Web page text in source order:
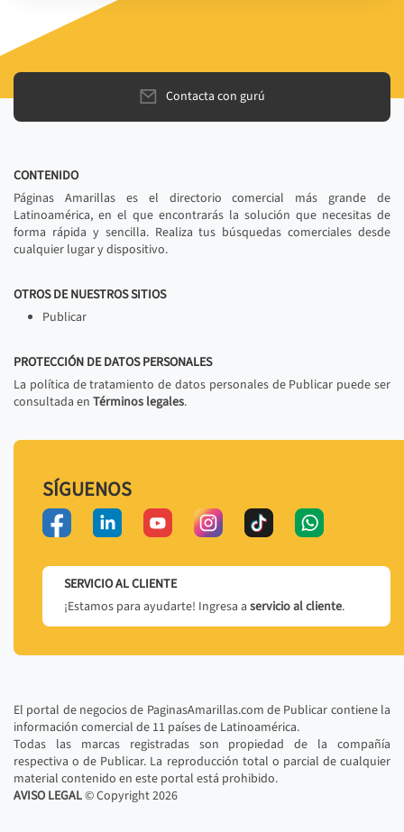
Contacta con gurú
CONTENIDO
Páginas Amarillas es el directorio comercial más grande de
Latinoamérica, en el que encontrarás la solución que necesitas de
forma rápida y sencilla. Realiza tus búsquedas comerciales desde
cualquier lugar y dispositivo.
OTROS DE NUESTROS SITIOS
Publicar
PROTECCIÓN DE DATOS PERSONALES
La política de tratamiento de datos personales de Publicar puede ser
consultada en Términos legales.
SÍGUENOS
SERVICIO AL CLIENTE
¡Estamos para ayudarte! Ingresa a servicio al cliente.
El portal de negocios de PaginasAmarillas.com de Publicar contiene la
información comercial de 11 países de Latinoamérica.
Todas las marcas registradas son propiedad de la compañía
respectiva o de Publicar. La reproducción total o parcial de cualquier
material contenido en este portal está prohibido.
AVISO LEGAL© Copyright2026